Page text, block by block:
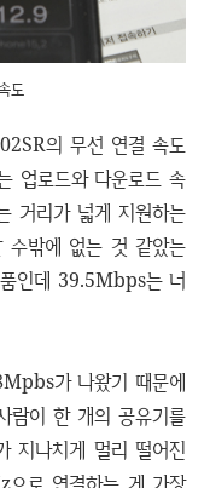
도
의 무선 연결 속도
업로드와 다운로드 속
거리가 넓게 지원하는
수밖에 없는 것 같았는
인데 39.5Mbps는 너
가 나왔기 때문에
람이 한 개의 공유기를
지나치게 멀리 떨어진